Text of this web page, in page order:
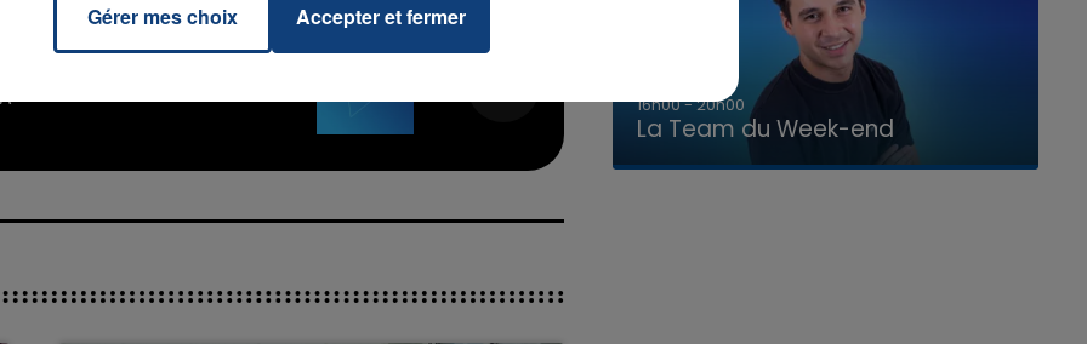
16h00 - 20h00
La Team du Week-end
7h00 - 12h00
La Team du Week-end
Gérer mes choix Accepter et fermer